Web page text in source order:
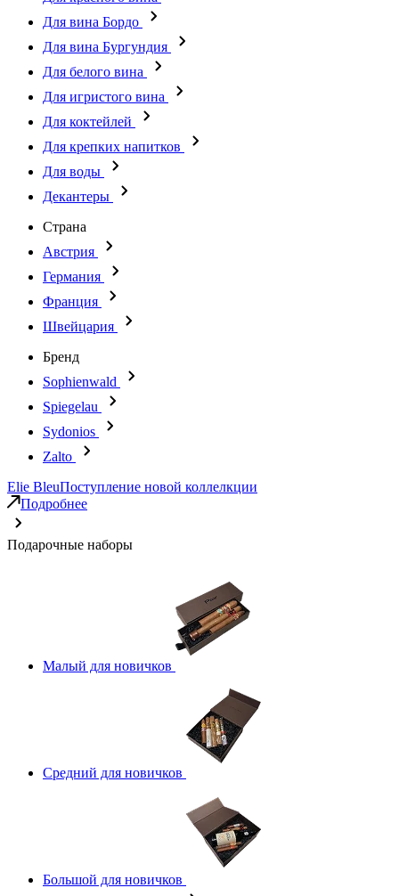
Для вина Бордо
Для вина Бургундия
Для белого вина
Для игристого вина
Для коктейлей
Для крепких напитков
Для воды
Декантеры
Страна
Австрия
Германия
Франция
Швейцария
Бренд
Sophienwald
Spiegelau
Sydonios
Zalto
Elie BleuПоступление новой коллелкции
Подробнее
Подарочные наборы
Малый для новичков
Средний для новичков
Большой для новичков